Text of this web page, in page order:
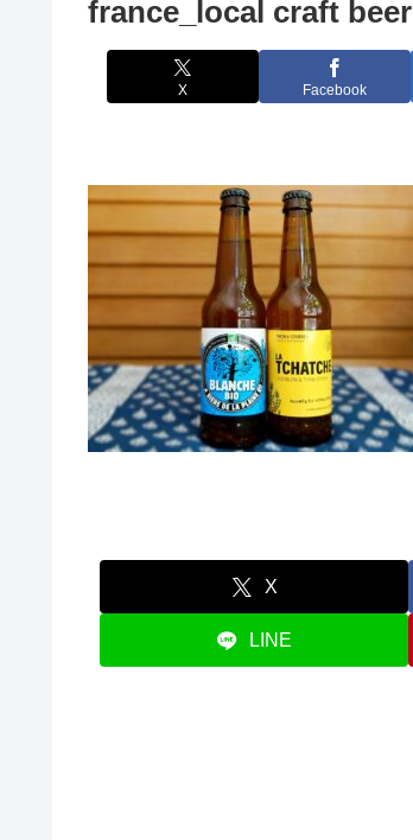
france_local craft beer
X Facebook
X
LINE